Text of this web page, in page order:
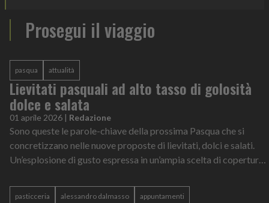
Prosegui il viaggio
pasqua attualità
Lievitati pasquali ad alto tasso di golosità
dolce e salata
01 aprile 2026 | Redazione
Sono queste le parole-chiave della prossima Pasqua che si
concretizzano nelle nuove proposte di lievitati, dolci e salati.
Un’esplosione di gusto espressa in un’ampia scelta di coperture
pasticceria alessandro dalmasso appuntamenti